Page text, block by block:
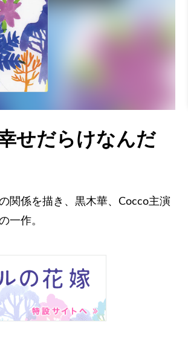
せだらけなんだ
関係を描き、黒木華、Cocco主演
一作。